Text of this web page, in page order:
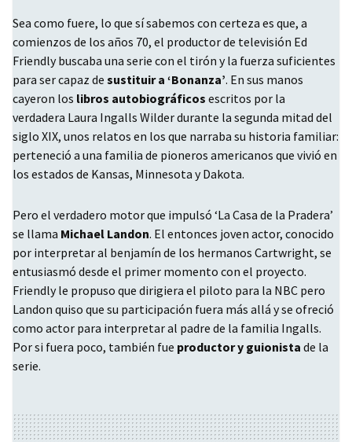
Sea como fuere, lo que sí sabemos con certeza es que, a
comienzos de los años 70, el productor de televisión Ed
Friendly buscaba una serie con el tirón y la fuerza suficientes
para ser capaz de sustituir a ‘Bonanza’. En sus manos
cayeron los libros autobiográficos escritos por la
verdadera Laura Ingalls Wilder durante la segunda mitad del
siglo XIX, unos relatos en los que narraba su historia familiar:
perteneció a una familia de pioneros americanos que vivió en
los estados de Kansas, Minnesota y Dakota.
Pero el verdadero motor que impulsó ‘La Casa de la Pradera’
se llama Michael Landon. El entonces joven actor, conocido
por interpretar al benjamín de los hermanos Cartwright, se
entusiasmó desde el primer momento con el proyecto.
Friendly le propuso que dirigiera el piloto para la NBC pero
Landon quiso que su participación fuera más allá y se ofreció
como actor para interpretar al padre de la familia Ingalls.
Por si fuera poco, también fue productor y guionista de la
serie.